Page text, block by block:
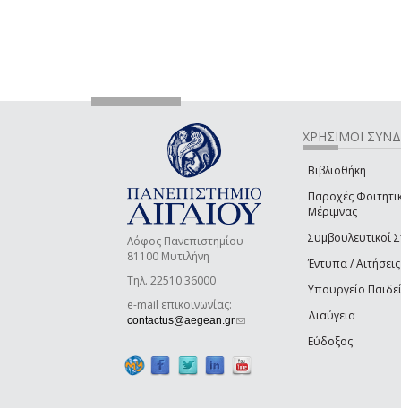
Λόφος Πανεπιστημίου
81100 Μυτιλήνη
Τηλ. 22510 36000
e-mail επικοινωνίας:
contactus@aegean.gr(link sends e-mail)
ΧΡΗΣΙΜΟΙ
Βιβλιοθήκη
Παροχές
Μέριμνας
Συμβουλευτικοί
Έντυπα / Αιτήσεις
Υπουργείο
Διαύγεια
Εύδοξος